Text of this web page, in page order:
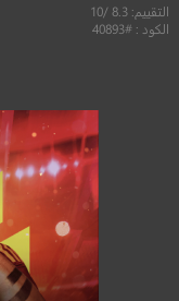
التقييم: 8.3 /10
الكود : #40893